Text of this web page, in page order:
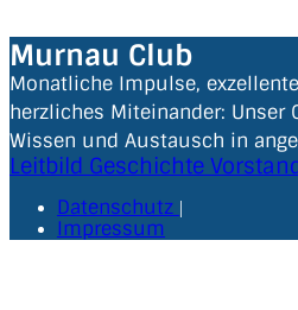
Murnau Club
Monatliche Impulse,
herzliches Miteinander: Unser
Wissen und Austausch in
Leitbild Geschichte
Datenschutz |
Impressum